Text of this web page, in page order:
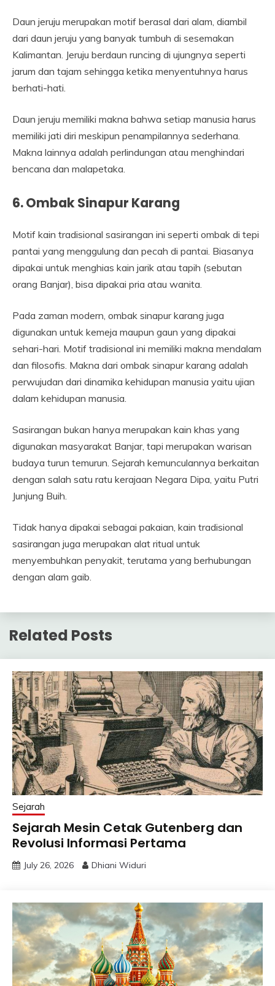
Daun jeruju merupakan motif berasal dari alam, diambil
dari daun jeruju yang banyak tumbuh di sesemakan
Kalimantan. Jeruju berdaun runcing di ujungnya seperti
jarum dan tajam sehingga ketika menyentuhnya harus
berhati-hati.
Daun jeruju memiliki makna bahwa setiap manusia harus
memiliki jati diri meskipun penampilannya sederhana.
Makna lainnya adalah perlindungan atau menghindari
bencana dan malapetaka.
6. Ombak Sinapur Karang
Motif kain tradisional sasirangan ini seperti ombak di tepi
pantai yang menggulung dan pecah di pantai. Biasanya
dipakai untuk menghias kain jarik atau tapih (sebutan
orang Banjar), bisa dipakai pria atau wanita.
Pada zaman modern, ombak sinapur karang juga
digunakan untuk kemeja maupun gaun yang dipakai
sehari-hari. Motif tradisional ini memiliki makna mendalam
dan filosofis. Makna dari ombak sinapur karang adalah
perwujudan dari dinamika kehidupan manusia yaitu ujian
dalam kehidupan manusia.
Sasirangan bukan hanya merupakan kain khas yang
digunakan masyarakat Banjar, tapi merupakan warisan
budaya turun temurun. Sejarah kemunculannya berkaitan
dengan salah satu ratu kerajaan Negara Dipa, yaitu Putri
Junjung Buih.
Tidak hanya dipakai sebagai pakaian, kain tradisional
sasirangan juga merupakan alat ritual untuk
menyembuhkan penyakit, terutama yang berhubungan
dengan alam gaib.
Related Posts
Sejarah
Sejarah Mesin Cetak Gutenberg dan
Revolusi Informasi Pertama
July 26, 2026 Dhiani Widuri